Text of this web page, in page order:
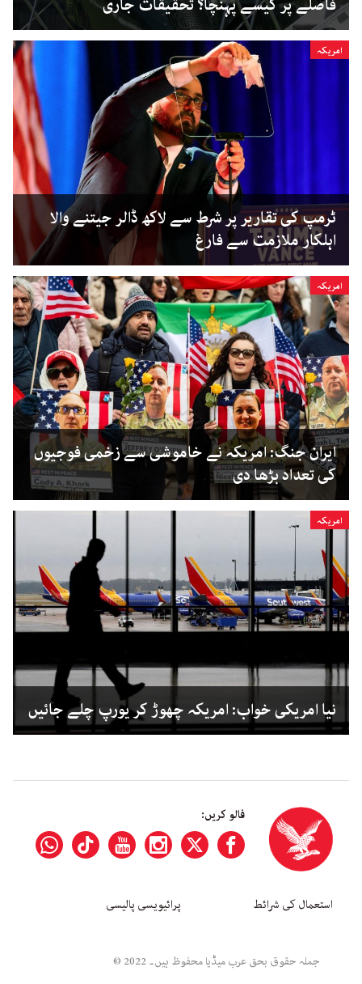
فاصلے پر کیسے پہنچا؟ تحقیقات جاری
امریکہ
ٹرمپ کی تقاریر پر شرط سے لاکھ ڈالر جیتنے والا
اہلکار ملازمت سے فارغ
امریکہ
ایران جنگ: امریکہ نے خاموشی سے زخمی فوجیوں
کی تعداد بڑھا دی
امریکہ
نیا امریکی خواب: امریکہ چھوڑ کر یورپ چلے جائیں
فالو کریں:
استعمال کی شرائط پرائیویسی پالیسی
جملہ حقوق بحق عرب میڈیا محفوظ ہیں۔ 2022 ©